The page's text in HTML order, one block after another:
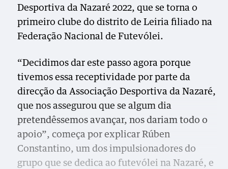
Desportiva da Nazaré 2022, que se torna o
primeiro clube do distrito de Leiria filiado na
Federação Nacional de Futevólei.
“Decidimos dar este passo agora porque
tivemos essa receptividade por parte da
direcção da Associação Desportiva da Nazaré,
que nos assegurou que se algum dia
pretendêssemos avançar, nos dariam todo o
apoio”, começa por explicar Rúben
Constantino, um dos impulsionadores do
grupo que se dedica ao futevólei na Nazaré, e